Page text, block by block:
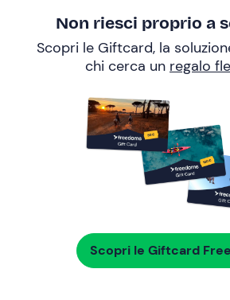
Non riesci proprio a
Scopri le Giftcard, la
chi cerca un regalo
Scopri le Giftcard